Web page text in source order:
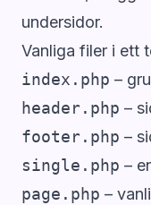
undersidor.
Vanliga filer i ett
index.php –
header.php –
footer.php –
single.php –
page.php –